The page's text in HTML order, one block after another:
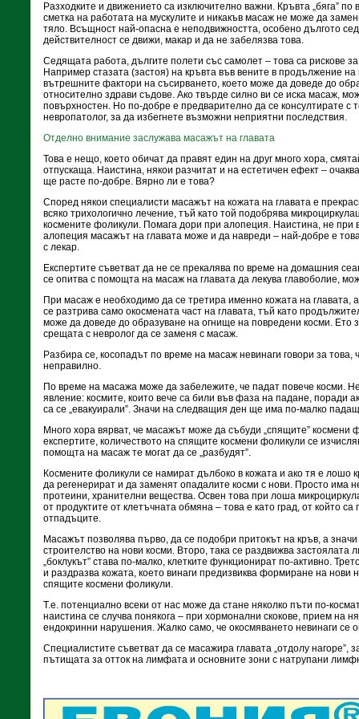
Разходките и движението са изключително важни. Кръвта „бяга” по
сметка на работата на мускулите и никакъв масаж не може да
тяло. Всъщност най-опасна е неподвижността, особено дългото
действителност се движи, макар и да не забелязва това.
Седящата работа, дългите полети със самолет – това са рискове
Например стазата (застоя) на кръвта във вените в продължение на
вътрешните фактори на съсирването, което може да доведе до
относително здрави съдове. Ако твърде силно ви се иска масаж,
повърхностен. Но по-добре е предварително да се консултирате с
невропатолог, за да избегнете възможни неприятни последствия.
Отделно внимание заслужава масажът на главата
Това е нещо, което обичат да правят един на друг много хора,
отпускаща. Наистина, някои разчитат и на естетичен ефект –
ще расте по-добре. Вярно ли е това?
Според някои специалисти масажът на кожата на главата е
всяко трихологично лечение, тъй като той подобрява
космените фоликули. Помага дори при алопеция. Наистина, не при
алопеция масажът на главата може и да навреди – най-добре е
с лекар.
Експертите съветват да не се прекалява по време на домашния
се опитва с помощта на масаж на главата да лекува главоболие,
При масаж е необходимо да се третира именно кожата на главата,
се разтрива само окосмената част на главата, тъй като
може да доведе до образуване на огнище на повредени косми. Ето
срещата с невролог да се заменя с масаж.
Разбира се, косопадът по време на масаж невинаги говори за това,
неправилно.
По време на масажа може да забележите, че падат повече косми.
явление: космите, които вече са били във фаза на падане, поради
са се „евакуирали”. Значи на следващия ден ще има по-малко
Много хора вярват, че масажът може да събуди „спящите” космени
експертите, количеството на спящите космени фоликули се
помощта на масаж те могат да се „разбудят”.
Космените фоликули се намират дълбоко в кожата и ако тя е лошо
да регенерират и да заменят опадалите косми с нови. Просто има
протеини, хранителни вещества. Освен това при лоша
от продуктите от клетъчната обмяна – това е като град, от който са
отпадъците.
Масажът позволява първо, да се подобри притокът на кръв, а
строителство на нови косми. Второ, така се раздвижва застоялата
„боклукът” става по-малко, клетките функционират по-активно.
и раздразва кожата, което винаги предизвиква формиране на нови
спящите космени фоликули.
Т.е. потенциално всеки от нас може да стане няколко пъти по-
наистина се случва понякога – при хормонални скокове, прием на
ендокринни нарушения. Жалко само, че окосмяването невинаги се
Специалистите съветват да се масажира главата „отдолу нагоре”,
пътищата за отток на лимфата и основните зони с натрупани